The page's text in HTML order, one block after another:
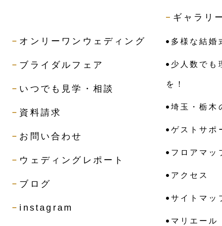
ギャラリ
オンリーワンウェディング
ブライダルフェア
いつでも見学・相談
資料請求
お問い合わせ
ウェディングレポート
ブログ
instagram
多様な結婚
少人数でも
を！
埼玉・栃木
ゲストサポ
フロアマッ
アクセス
サイトマッ
マリエール